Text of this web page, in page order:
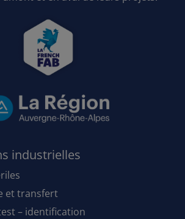
industrielles
et transfert
– identification